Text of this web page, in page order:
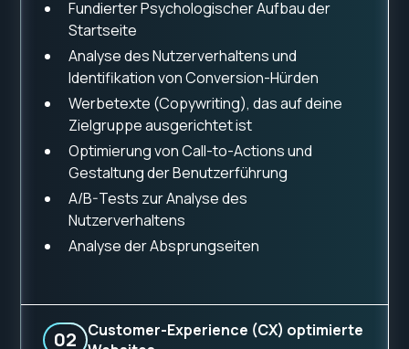
Fundierter Psychologischer Aufbau der
Startseite
Analyse des Nutzerverhaltens und
Identifikation von Conversion-Hürden
Werbetexte (Copywriting), das auf deine
Zielgruppe ausgerichtet ist
Optimierung von Call-to-Actions und
Gestaltung der Benutzerführung
A/B-Tests zur Analyse des
Nutzerverhaltens
Analyse der Absprungseiten
02
Customer-Experience (CX) optimierte